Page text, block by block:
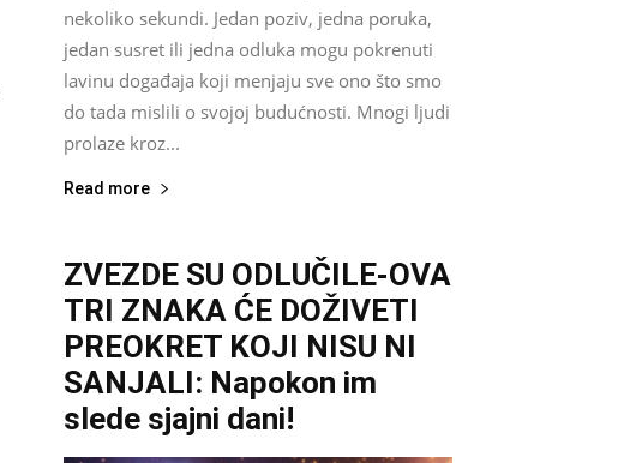
nekoliko sekundi. Jedan poziv, jedna poruka,
jedan susret ili jedna odluka mogu pokrenuti
lavinu događaja koji menjaju sve ono što smo
do tada mislili o svojoj budućnosti. Mnogi ljudi
prolaze kroz...
Read more
ZVEZDE SU ODLUČILE-OVA
TRI ZNAKA ĆE DOŽIVETI
PREOKRET KOJI NISU NI
SANJALI: Napokon im
slede sjajni dani!